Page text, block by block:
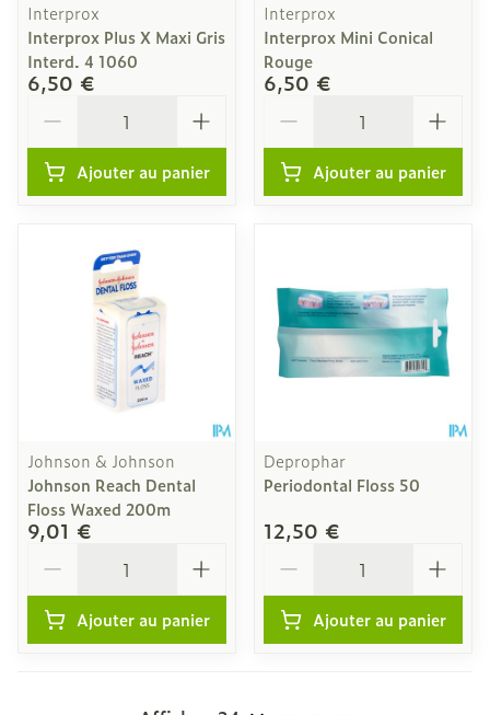
Interprox
Interprox Plus X Maxi Gris
Interd. 4 1060
6,50 €
Ajouter au panier
Interprox
Interprox Mini Conical
Rouge
6,50 €
Ajouter au panier
Johnson & Johnson
Johnson Reach Dental
Floss Waxed 200m
9,01 €
Ajouter au panier
Deprophar
Periodontal Floss 50
12,50 €
Ajouter au panier